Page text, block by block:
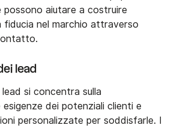
aiutare a costruire
fiducia nel marchio attraverso
lead
si concentra sulla
dei potenziali clienti e
personalizzate per soddisfarle. I